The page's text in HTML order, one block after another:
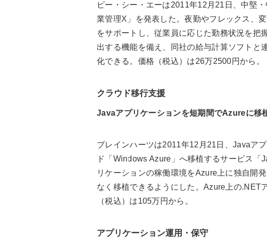
ピー・シー・エーは2011年12月21日、中堅
業管理X」を発表した。夜勤やフレックス、
をサポートし、従業員に応じた勤務状況を把
出する機能を備え、同社の給与計算ソフトと
化できる。価格（税込）は26万2500円から。
クラウド移行支援
Javaアプリケーションを短期間でAzureに移
ブレインハーツは2011年12月21日、Javaア
ド「Windows Azure」へ移植するサービス
リケーションの稼働環境をAzure上に独自開
なく移植できるようにした。Azure上の.NET
（税込）は105万円から。
アプリケーション運用・保守